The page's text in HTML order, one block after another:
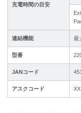
充電時間の目安
連結機能 最
型番
JANコード
アスクコード